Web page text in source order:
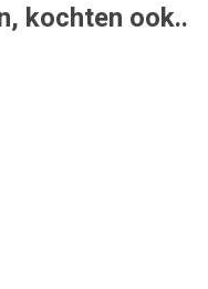
kochten ook..